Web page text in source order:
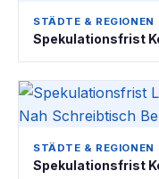
STÄDTE & REGIONEN
Spekulationsfrist
STÄDTE & REGIONEN
Spekulationsfrist